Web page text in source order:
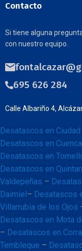
Contacto
Si tiene alguna
con nuestro equipo.
695 626 284
Calle Albariño 4,
Desatascos en Ciudad
Desatascos en Cuenca
Desatascos en
Desatascos en
Valdepeñas –
Daimiel– Desatascos
Villarrubia de los Ojos
Desatascos en Mota
– Desatascos en
Tembleque –